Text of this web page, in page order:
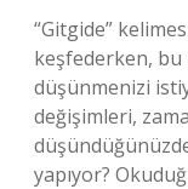
“Gitgide”
keşfederken,
düşünmenizi
değişimleri,
yapıyor?